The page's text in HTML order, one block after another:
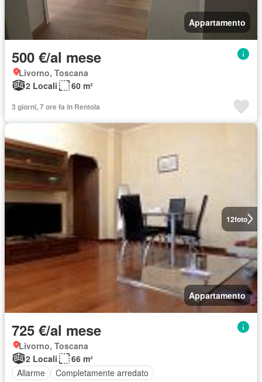
Appartamento
500 €/al mese
Livorno, Toscana
2 Locali
60 m²
3 giorni, 7 ore fa in Rentola
12foto
Appartamento
725 €/al mese
Livorno, Toscana
2 Locali
66 m²
Allarme
Completamente arredato